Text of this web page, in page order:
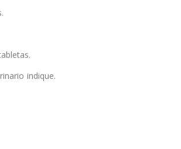
indique.